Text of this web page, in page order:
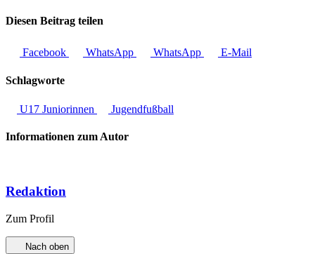
Diesen Beitrag teilen
Facebook WhatsApp WhatsApp E-Mail
Schlagworte
U17 Juniorinnen Jugendfußball
Informationen zum Autor
Redaktion
Zum Profil
Nach oben